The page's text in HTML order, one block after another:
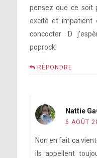
https://
https://
pensez que ce soit
excité et impatient
concocter :D
poprock!
RÉPONDRE
Nattie
6 AOÛT
Non en fait ca
ils appellent